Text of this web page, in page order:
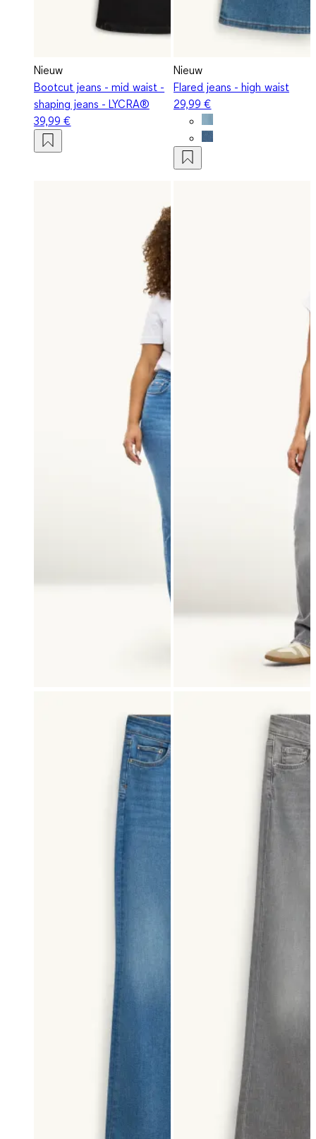
Nieuw
Bootcut jeans - mid waist -
shaping jeans - LYCRA®
39,99 €
Nieuw
Flared jeans - high waist
29,99 €